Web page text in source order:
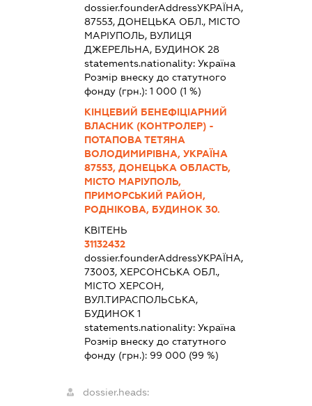
dossier.founderAddressУКРАЇНА,
87553, ДОНЕЦЬКА ОБЛ., МІСТО
МАРІУПОЛЬ, ВУЛИЦЯ
ДЖЕРЕЛЬНА, БУДИНОК 28
statements.nationality: Україна
Розмір внеску до статутного
фонду (грн.): 1 000 (1 %)
КІНЦЕВИЙ БЕНЕФІЦІАРНИЙ
ВЛАСНИК (КОНТРОЛЕР) -
ПОТАПОВА ТЕТЯНА
ВОЛОДИМИРІВНА, УКРАЇНА
87553, ДОНЕЦЬКА ОБЛАСТЬ,
МІСТО МАРІУПОЛЬ,
ПРИМОРСЬКИЙ РАЙОН,
РОДНІКОВА, БУДИНОК 30.
КВІТЕНЬ
31132432
dossier.founderAddressУКРАЇНА,
73003, ХЕРСОНСЬКА ОБЛ.,
МІСТО ХЕРСОН,
ВУЛ.ТИРАСПОЛЬСЬКА,
БУДИНОК 1
statements.nationality: Україна
Розмір внеску до статутного
фонду (грн.): 99 000 (99 %)
dossier.heads: